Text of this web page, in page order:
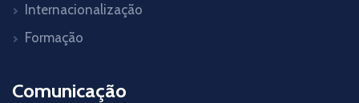
Internacionalização
Formação
Comunicação